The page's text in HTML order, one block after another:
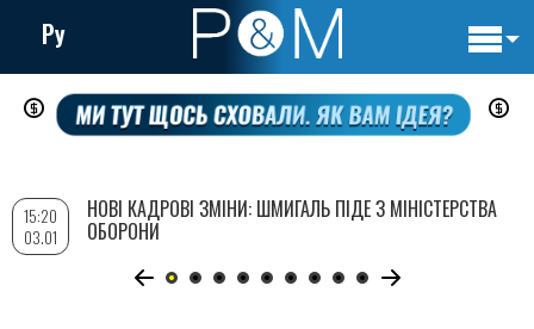
Перейти
до
вмісту
Ру
15:20
03.01
НОВІ КАДРОВІ ЗМІНИ: ШМИГАЛЬ ПІДЕ З МІНІСТЕРСТВА
ОБОРОНИ